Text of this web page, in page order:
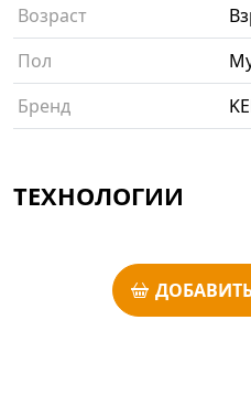
Возраст
Пол
Бренд
ТЕХНОЛОГИИ